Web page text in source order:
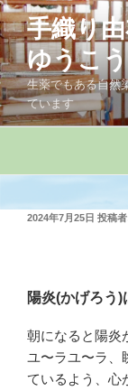
コ
ン
テ
ン
ツ
へ
手織り
ゆうこ
生薬でもある自然
ています
投
2024年7月25日 投稿
陽炎(かげろう)
朝になると陽
ユ〜ラユ〜ラ、
ているよう、心